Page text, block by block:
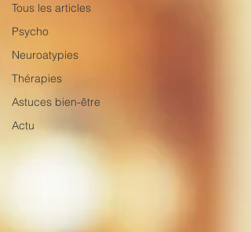
Tous les articles
Psycho
Neuroatypies
Thérapies
Astuces bien-être
Actu